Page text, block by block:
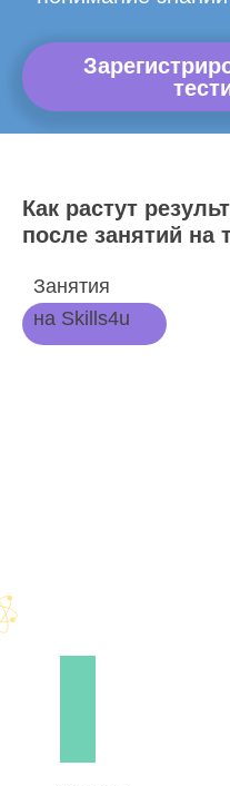
Как растут
после занятий на
Занятия
на Skills4u